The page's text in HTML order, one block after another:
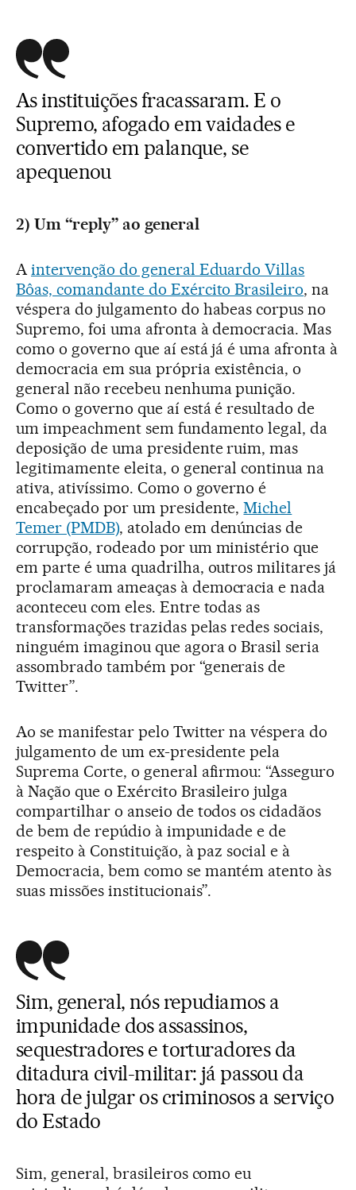
As instituições fracassaram. E o
Supremo, afogado em vaidades e
convertido em palanque, se
apequenou
2) Um “reply” ao general
Aintervenção do general Eduardo Villas
Bôas, comandante do Exército Brasileiro, na
véspera do julgamento do habeas corpus no
Supremo, foi uma afronta à democracia. Mas
como o governo que aí está já é uma afronta à
democracia em sua própria existência, o
general não recebeu nenhuma punição.
Como o governo que aí está é resultado de
um impeachment sem fundamento legal, da
deposição de uma presidente ruim, mas
legitimamente eleita, o general continua na
ativa, ativíssimo. Como o governo é
encabeçado por um presidente,Michel
Temer (PMDB), atolado em denúncias de
corrupção, rodeado por um ministério que
em parte é uma quadrilha, outros militares já
proclamaram ameaças à democracia e nada
aconteceu com eles. Entre todas as
transformações trazidas pelas redes sociais,
ninguém imaginou que agora o Brasil seria
assombrado também por “generais de
Twitter”.
Ao se manifestar pelo Twitter na véspera do
julgamento de um ex-presidente pela
Suprema Corte, o general afirmou: “Asseguro
à Nação que o Exército Brasileiro julga
compartilhar o anseio de todos os cidadãos
de bem de repúdio à impunidade e de
respeito à Constituição, à paz social e à
Democracia, bem como se mantém atento às
suas missões institucionais”.
Sim, general, nós repudiamos a
impunidade dos assassinos,
sequestradores e torturadores da
ditadura civil-militar: já passou da
hora de julgar os criminosos a serviço
do Estado
Sim, general, brasileiros como eu